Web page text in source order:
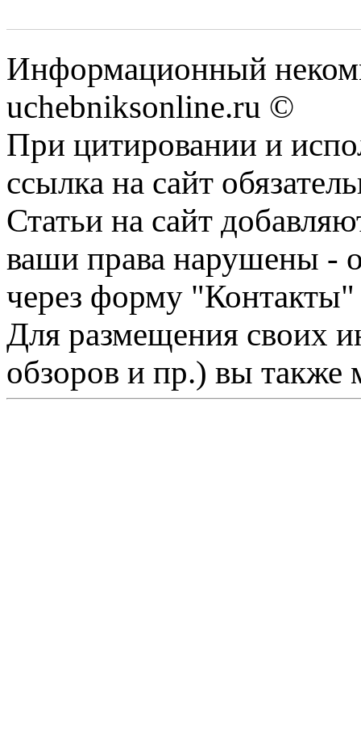
Информационный
uchebniksonline.ru ©
При цитировании и
ссылка на сайт
Статьи на сайт
ваши права нарушены -
через форму "Контакты"
Для размещения своих
обзоров и пр.) вы также